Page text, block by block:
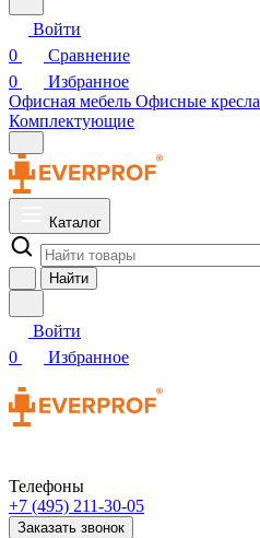
Войти
0
Сравнение
0
Избранное
Офисная мебель Офисные кресла
Комплектующие
Каталог
Найти
Войти
0
Избранное
Телефоны
+7 (495) 211-30-05
Заказать звонок